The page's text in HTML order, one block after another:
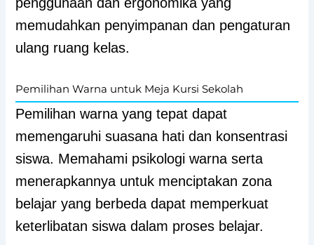
memudahkan penyimpanan dan pengaturan
ulang ruang kelas.
Pemilihan Warna untuk Meja Kursi Sekolah
Pemilihan warna yang tepat dapat
memengaruhi suasana hati dan konsentrasi
siswa. Memahami psikologi warna serta
menerapkannya untuk menciptakan zona
belajar yang berbeda dapat memperkuat
keterlibatan siswa dalam proses belajar.